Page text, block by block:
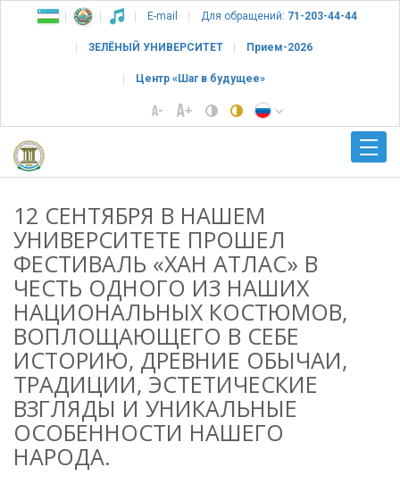
E-mail Для обращений: 71-203-44-44
ЗЕЛЁНЫЙ УНИВЕРСИТЕТ Прием-2026
Центр «Шаг в будущее»
12 СЕНТЯБРЯ В НАШЕМ
УНИВЕРСИТЕТЕ ПРОШЕЛ
ФЕСТИВАЛЬ «ХАН АТЛАС» В
ЧЕСТЬ ОДНОГО ИЗ НАШИХ
НАЦИОНАЛЬНЫХ КОСТЮМОВ,
ВОПЛОЩАЮЩЕГО В СЕБЕ
ИСТОРИЮ, ДРЕВНИЕ ОБЫЧАИ,
ТРАДИЦИИ, ЭСТЕТИЧЕСКИЕ
ВЗГЛЯДЫ И УНИКАЛЬНЫЕ
ОСОБЕННОСТИ НАШЕГО
НАРОДА.